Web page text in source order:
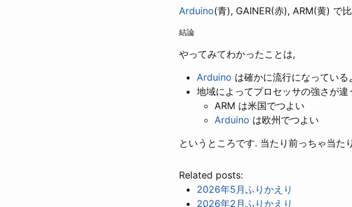
Arduino(青), GAINER(赤), ARM(黄) で
結論
やってみてわかったことは,
Arduino は確かに流行になってい
地域によってプロセッサの強さが
ARM は米国でつよい
Arduino は欧州でつよい
というところです. 当たり前っちゃ当た
Related posts:
2026年5月ふりかえり
2026年2月ふりかえり